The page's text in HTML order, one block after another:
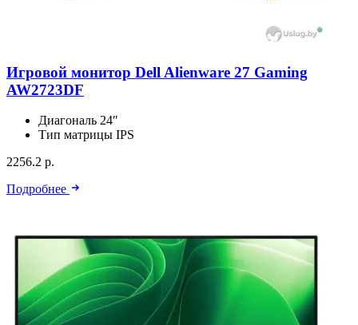
Игровой монитор Dell Alienware 27 Gaming
AW2723DF
Диагональ 24″
Тип матрицы IPS
2256.2 р.
Подробнее